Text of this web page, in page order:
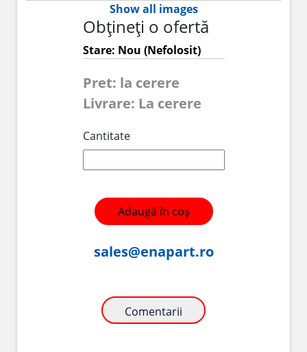
Show all images
Obțineți o ofertă
Stare: Nou (Nefolosit)
Pret: la cerere
Livrare: La cerere
Cantitate
Adaugă în coș
sales@enapart.ro
Comentarii